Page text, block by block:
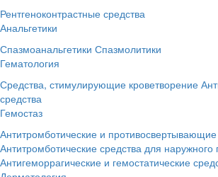
Рентгеноконтрастные средства
Анальгетики
Спазмоанальгетики Спазмолитики
Гематология
Средства, стимулирующие кроветворение
средства
Гемостаз
Антитромботические и противосвертывающие
Антитромботические средства для
Антигеморрагические и гемостатические